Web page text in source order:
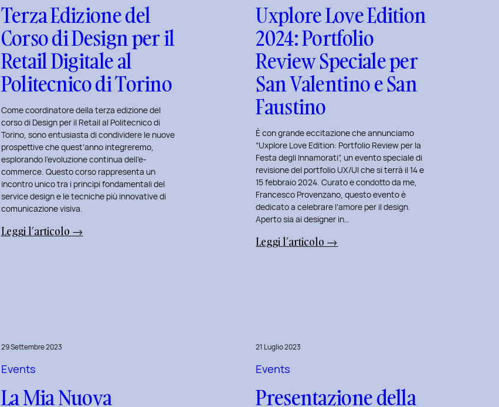
Terza Edizione del
Corso di Design per il
Retail Digitale al
Politecnico di Torino
Come coordinatore della terza edizione del
corso di Design per il Retail al Politecnico di
Torino, sono entusiasta di condividere le nuove
prospettive che quest’anno integreremo,
esplorando l’evoluzione continua dell’e-
commerce. Questo corso rappresenta un
incontro unico tra i principi fondamentali del
service design e le tecniche più innovative di
comunicazione visiva.
Leggi l’articolo →:
Uxplore Love Edition
2024: Portfolio
Review Speciale per
San Valentino e San
Faustino
È con grande eccitazione che annunciamo
“Uxplore Love Edition: Portfolio Review per la
Festa degli Innamorati”, un evento speciale di
revisione del portfolio UX/UI che si terrà il 14 e
15 febbraio 2024. Curato e condotto da me,
Francesco Provenzano, questo evento è
dedicato a celebrare l’amore per il design.
Aperto sia ai designer in…
Leggi l’articolo →
Valentino
29 Settembre 2023
Events
La Mia Nuova
21 Luglio 2023
Events
Presentazione della